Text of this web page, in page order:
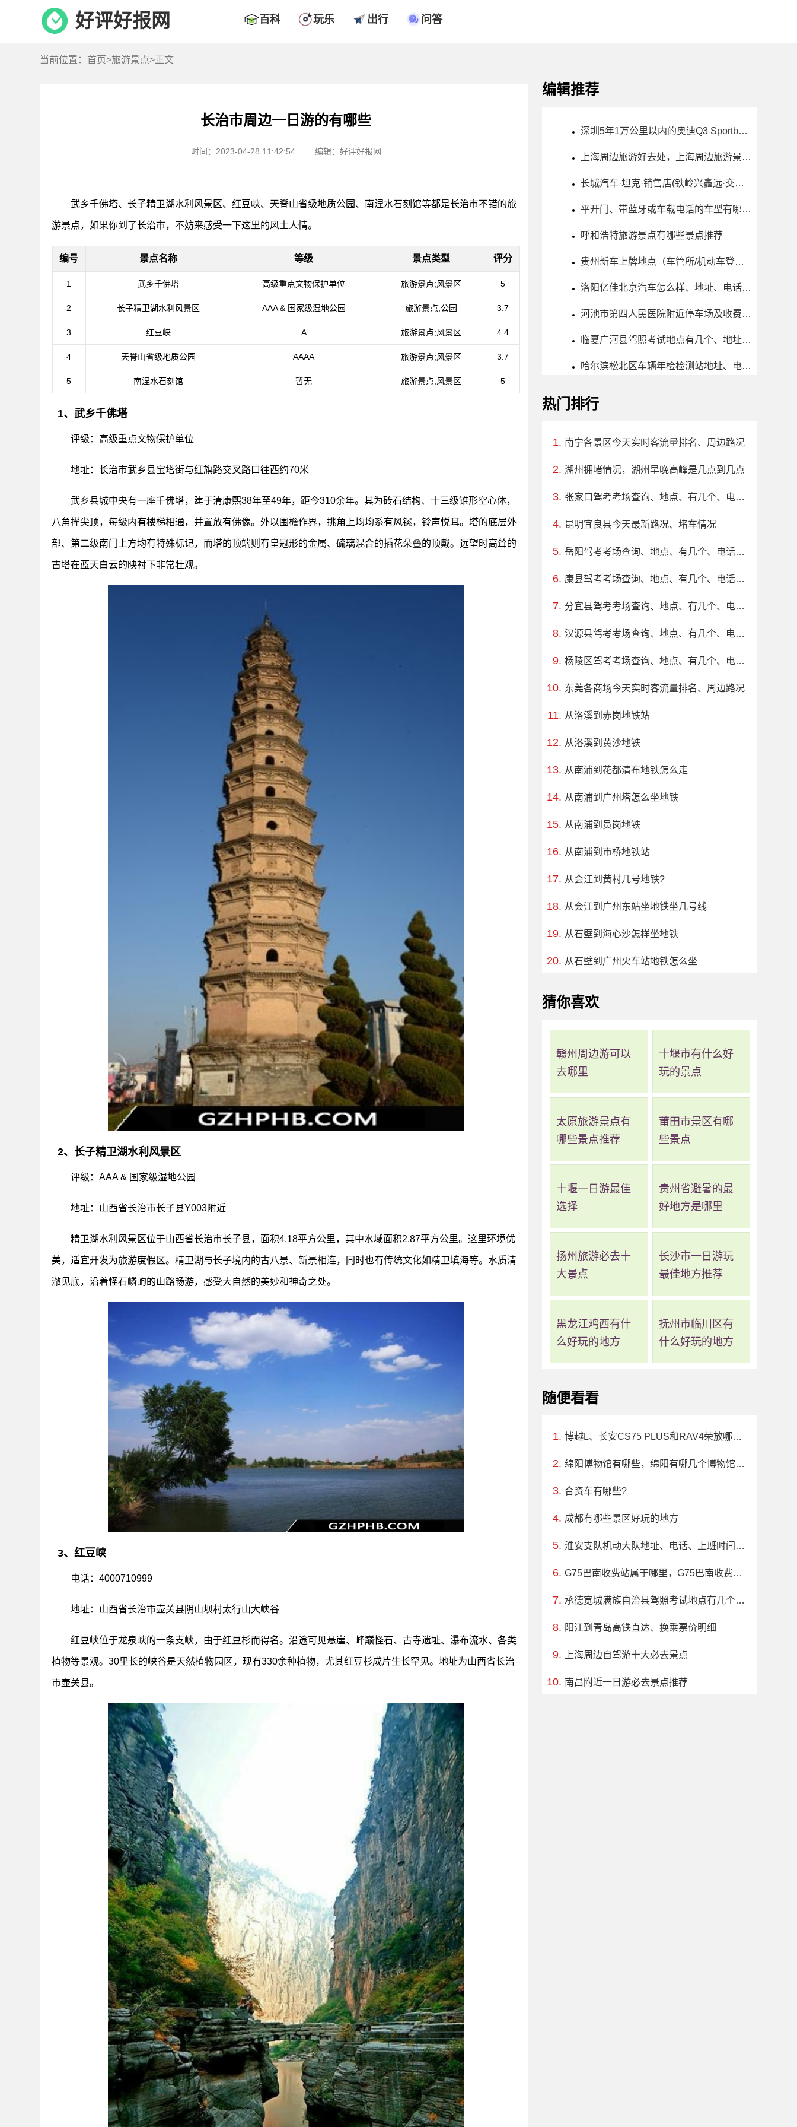
好评好报网 百科 玩乐 出行 问答
当前位置： 首页>旅游景点>正文
长治市周边一日游的有哪些
时间：2023-04-28 11:42:54 编辑：好评好报网
武乡千佛塔、长子精卫湖水利风景区、红豆峡、天脊山省级地质公园、南涅水石刻馆等都是长治市不错的旅
游景点，如果你到了长治市，不妨来感受一下这里的风土人情。
编号 景点名称 等级 景点类型 评分
1 武乡千佛塔 高级重点文物保护单位 旅游景点;风景区 5
2 长子精卫湖水利风景区 AAA & 国家级湿地公园 旅游景点;公园 3.7
3 红豆峡 A 旅游景点;风景区 4.4
4 天脊山省级地质公园 AAAA 旅游景点;风景区 3.7
5 南涅水石刻馆 暂无 旅游景点;风景区 5
1、武乡千佛塔
评级：高级重点文物保护单位
地址：长治市武乡县宝塔街与红旗路交叉路口往西约70米
武乡县城中央有一座千佛塔，建于清康熙38年至49年，距今310余年。其为砖石结构、十三级锥形空心体，
八角撵尖顶，每级内有楼梯相通，并置放有佛像。外以围檐作界，挑角上均均系有风镙，铃声悦耳。塔的底层外
部、第二级南门上方均有特殊标记，而塔的顶端则有皇冠形的金属、硫璃混合的插花朵叠的顶戴。远望时高耸的
古塔在蓝天白云的映衬下非常壮观。
2、长子精卫湖水利风景区
评级：AAA & 国家级湿地公园
地址：山西省长治市长子县Y003附近
精卫湖水利风景区位于山西省长治市长子县，面积4.18平方公里，其中水域面积2.87平方公里。这里环境优
美，适宜开发为旅游度假区。精卫湖与长子境内的古八景、新景相连，同时也有传统文化如精卫填海等。水质清
澈见底，沿着怪石嶙峋的山路畅游，感受大自然的美妙和神奇之处。
3、红豆峡
电话：4000710999
地址：山西省长治市壶关县阴山坝村太行山大峡谷
红豆峡位于龙泉峡的一条支峡，由于红豆杉而得名。沿途可见悬崖、峰巅怪石、古寺遗址、瀑布流水、各类
植物等景观。30里长的峡谷是天然植物园区，现有330余种植物，尤其红豆杉成片生长罕见。地址为山西省长治
市壶关县。
编辑推荐
深圳5年1万公里以内的奥迪Q3 Sportback二手车多少钱
上海周边旅游好去处，上海周边旅游景点排行榜
长城汽车·坦克·销售店(铁岭兴鑫远·交易市场店)怎么样、地址、电话、上班时间查询
平开门、带蓝牙或车载电话的车型有哪些？哪款值得买？价格如何？
呼和浩特旅游景点有哪些景点推荐
贵州新车上牌地点（车管所/机动车登记服务站）、上班时间、电话
洛阳亿佳北京汽车怎么样、地址、电话、上班时间查询
河池市第四人民医院附近停车场及收费标准
临夏广河县驾照考试地点有几个、地址、电话、工作时间
哈尔滨松北区车辆年检检测站地址、电话、上班时间
热门排行
南宁各景区今天实时客流量排名、周边路况
湖州拥堵情况，湖州早晚高峰是几点到几点
张家口驾考考场查询、地点、有几个、电话、上班时间
昆明宜良县今天最新路况、堵车情况
岳阳驾考考场查询、地点、有几个、电话、上班时间
康县驾考考场查询、地点、有几个、电话、上班时间
分宜县驾考考场查询、地点、有几个、电话、上班时间
汉源县驾考考场查询、地点、有几个、电话、上班时间
杨陵区驾考考场查询、地点、有几个、电话、上班时间
东莞各商场今天实时客流量排名、周边路况
从洛溪到赤岗地铁站
从洛溪到黄沙地铁
从南浦到花都清布地铁怎么走
从南浦到广州塔怎么坐地铁
从南浦到员岗地铁
从南浦到市桥地铁站
从会江到黄村几号地铁?
从会江到广州东站坐地铁坐几号线
从石壁到海心沙怎样坐地铁
从石壁到广州火车站地铁怎么坐
猜你喜欢
赣州周边游可以
去哪里
十堰市有什么好
玩的景点
太原旅游景点有
哪些景点推荐
莆田市景区有哪
些景点
十堰一日游最佳
选择
贵州省避暑的最
好地方是哪里
扬州旅游必去十
大景点
长沙市一日游玩
最佳地方推荐
黑龙江鸡西有什
么好玩的地方
抚州市临川区有
什么好玩的地方
随便看看
博越L、长安CS75 PLUS和RAV4荣放哪个更值得买？性价比、配置对比
绵阳博物馆有哪些，绵阳有哪几个博物馆值得看看
合资车有哪些?
成都有哪些景区好玩的地方
淮安支队机动大队地址、电话、上班时间、能处理违章吗
G75巴南收费站属于哪里，G75巴南收费站入口的详细地址
承德宽城满族自治县驾照考试地点有几个、地址、电话、工作时间
阳江到青岛高铁直达、换乘票价明细
上海周边自驾游十大必去景点
南昌附近一日游必去景点推荐